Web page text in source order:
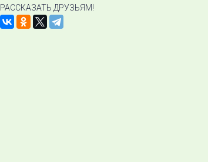
РАССКАЗАТЬ ДРУЗЬЯМ!